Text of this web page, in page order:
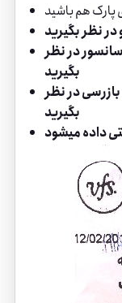
نظر بگیرید
در نظر
بگیرید
در نظر
بگیرید
داده میشود